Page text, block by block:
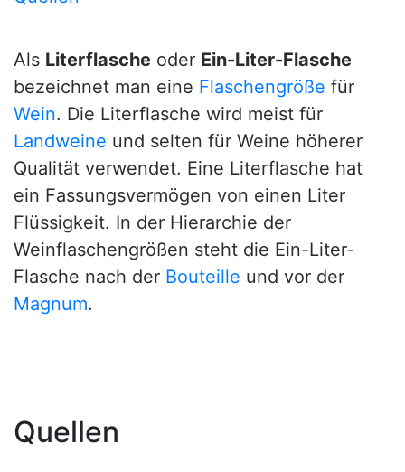
Als Literflasche oder Ein-Liter-Flasche
bezeichnet man eine Flaschengröße für
Wein. Die Literflasche wird meist für
Landweine und selten für Weine höherer
Qualität verwendet. Eine Literflasche hat
ein Fassungsvermögen von einen Liter
Flüssigkeit. In der Hierarchie der
Weinflaschengrößen steht die Ein-Liter-
Flasche nach der Bouteille und vor der
Magnum.
Quellen